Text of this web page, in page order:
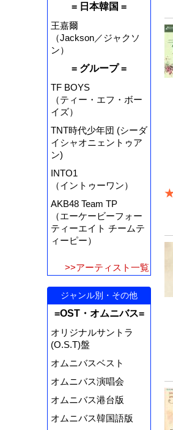
= 日本韓国 =
王嘉爾
（Jackson／ジャクソ
ン）
= グループ =
TF BOYS
（ティー・エフ・ボー
イズ）
TNT時代少年団 (シーダ
イシャオニェントゥア
ン)
INTO1
（イントゥーワン）
AKB48 Team TP
（エーケービーフォー
ティーエイト チームテ
ィーピー）
>>アーティスト一覧
ジャンル別・その他
=OST・オムニバス=
オリジナルサントラ
(O.S.T)盤
オムニバスベスト
オムニバス演唱会
オムニバス港台版
オムニバス韓国語版
★